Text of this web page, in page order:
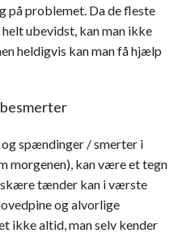
på problemet. Da de fleste
ubevidst, kan man ikke
heldigvis kan man få hjælp
spændinger / smerter i
morgenen), kan være et tegn
tænder kan i værste
og alvorlige
ikke altid, man selv kender